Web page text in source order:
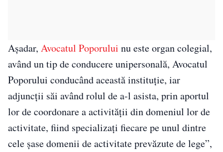
Aşadar, Avocatul Poporului nu este organ colegial,
având un tip de conducere unipersonală, Avocatul
Poporului conducând această instituţie, iar
adjuncţii săi având rolul de a-l asista, prin aportul
lor de coordonare a activităţii din domeniul lor de
activitate, fiind specializaţi fiecare pe unul dintre
cele şase domenii de activitate prevăzute de lege”,